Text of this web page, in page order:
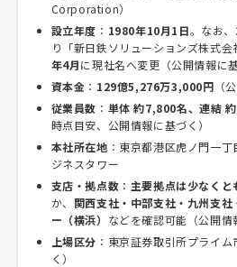
Corporation）
設立年度 ： 1980年10月1日。なお、
り「新日鉄ソリューションズ株式会
年4月に現社名へ変更（公開情報に基
資本金 ： 129億5,276万3,000円 （
従業員数 ： 単体 約7,800名、連結
時点目安、公開情報に基づく）
本社所在地 ：東京都港区虎ノ門一
ジネスタワー
支店・拠点数 ： 主要拠点は少なく
か、 関西支社・中部支社・九州支
ー（横浜） などを確認可能（公開情
上場区分 ：東京証券取引所プライ
く）